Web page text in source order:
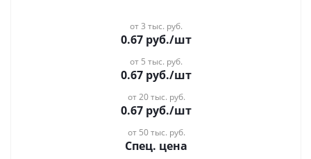
от 3 тыс. руб.
0.67 руб./шт
от 5 тыс. руб.
0.67 руб./шт
от 20 тыс. руб.
0.67 руб./шт
от 50 тыс. руб.
Спец. цена